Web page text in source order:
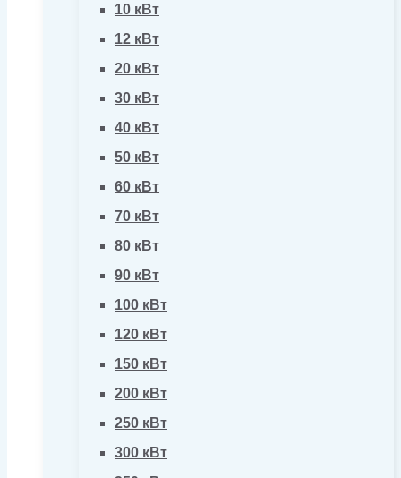
10 кВт
12 кВт
20 кВт
30 кВт
40 кВт
50 кВт
60 кВт
70 кВт
80 кВт
90 кВт
100 кВт
120 кВт
150 кВт
200 кВт
250 кВт
300 кВт